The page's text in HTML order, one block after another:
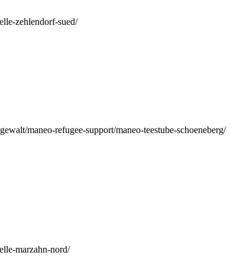
zehlendorf-sued/
maneo-refugee-support/maneo-teestube-schoeneberg/
marzahn-nord/